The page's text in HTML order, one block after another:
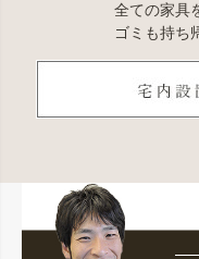
全ての家具
ゴミも持ち